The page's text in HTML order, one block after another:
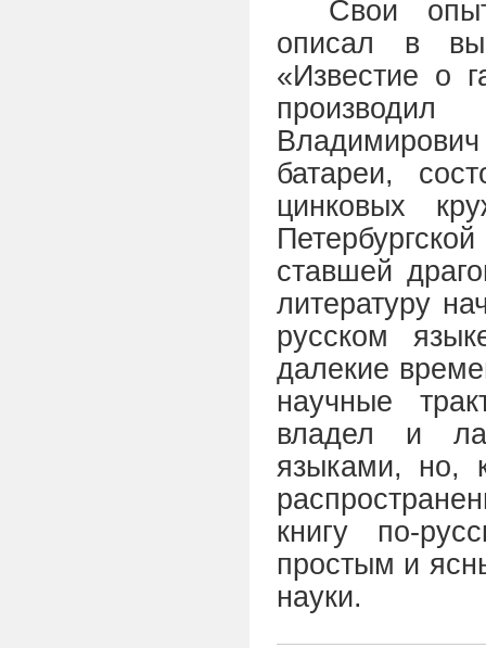
Свои
описал в
«Известие о
батареи,
цинковых
ставшей
литературу
русском
далекие
научные
владел и
языками, но,
книгу по-
простым и
науки.